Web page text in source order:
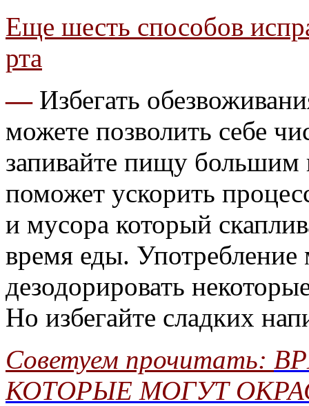
Еще шесть способов
рта
—Избегать
можете позволить себе
запивайте пищу большим
поможет ускорить
и мусора который
время еды.
дезодорировать
Но избегайте сладких
Советуем прочитать:
КОТОРЫЕ МОГУТ